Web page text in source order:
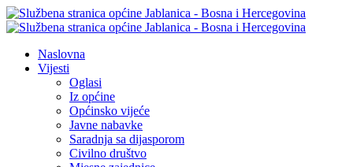
Naslovna
Vijesti
Oglasi
Iz općine
Općinsko vijeće
Javne nabavke
Saradnja sa dijasporom
Civilno društvo